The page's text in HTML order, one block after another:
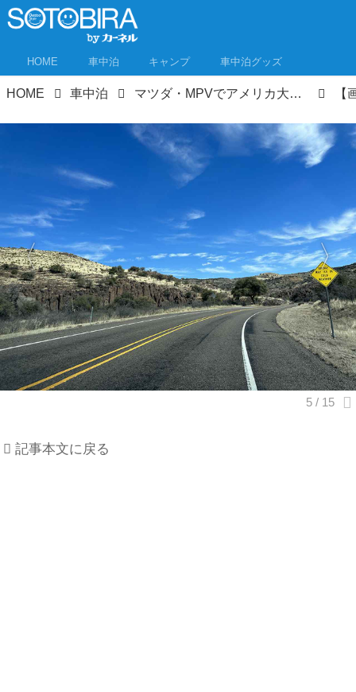
HOME 車中泊 キャンプ 車中泊グッズ
HOME 車中泊 マツダ・MPVでアメリカ大陸横断！1万2000kmロードトリップ③ テキサスはとにかくデカい！
記事本文に戻る